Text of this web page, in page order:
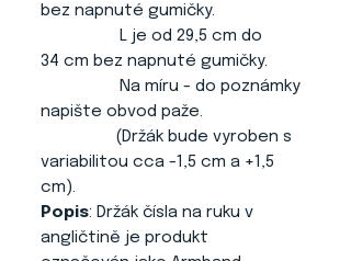
bez napnuté gumičky.
L je od 29,5 cm do
34 cm bez napnuté gumičky.
Na míru - do poznámky
napište obvod paže.
(Držák bude vyroben s
variabilitou cca -1,5 cm a +1,5
cm).
Popis: Držák čísla na ruku v
angličtině je produkt